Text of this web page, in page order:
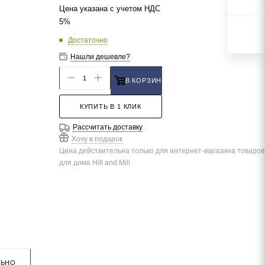
Цена указана с учетом НДС
5%
Достаточно
Нашли дешевле?
В КОРЗИНУ
КУПИТЬ В 1 КЛИК
Рассчитать доставку
Хочу в подарок
Цена действительна только для интернет-магазина товаров
для дома Hill and Mill